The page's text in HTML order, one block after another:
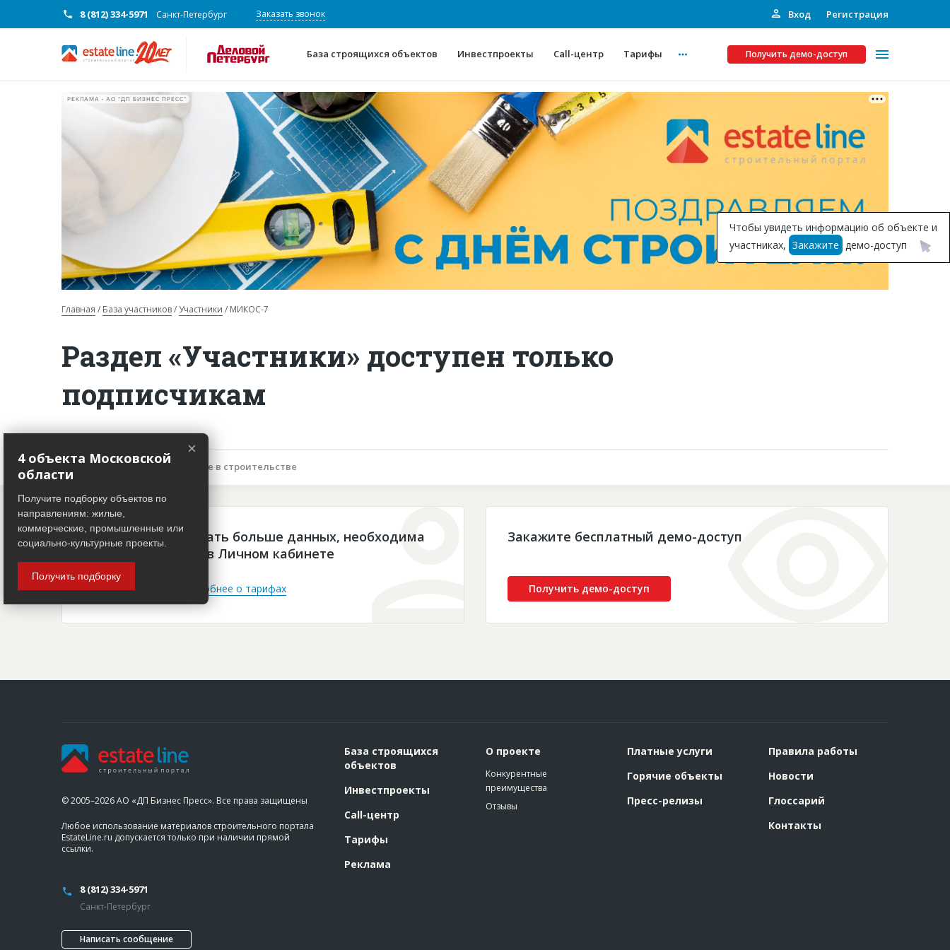
8 (812) 334-5971 Санкт-Петербург Заказать звонок Вход Регистрация
База строящихся объектов Инвестпроекты Call-центр Тарифы Получить демо-доступ
О проекте
Конкурентные преимущества
Горячие объекты
Глоссарий
Платные услуги
Рекламодателям
Инвестпроекты
Подписка на Базу
РЕКЛАМА • АО "ДП БИЗНЕС ПРЕСС"
Главная База участников Участники МИКОС-7
Раздел «Участники» доступен только
подписчикам
Описание объекта Участие в строительстве
Чтобы просматривать больше данных, необходима
платная подписка в Личном кабинете
Войти Подробнее о тарифах
Закажите бесплатный демо-доступ
Получить демо-доступ
Чтобы увидеть информацию об объекте и
участниках, Закажите демо-доступ
© 2005–2026 АО «ДП Бизнес Пресс». Все права защищены
Любое использование материалов строительного портала
EstateLine.ru допускается только при наличии прямой
ссылки.
8 (812) 334-5971
Санкт-Петербург
Написать сообщение
База строящихся
объектов
Инвестпроекты
Call-центр
Тарифы
Реклама
О проекте
Конкурентные
преимущества
Отзывы
Платные услуги
Горячие объекты
Пресс-релизы
Правила работы
Новости
Глоссарий
Контакты
×
4 объекта Московской
области
Получите подборку объектов по
направлениям: жилые,
коммерческие, промышленные или
социально-культурные проекты.
Получить подборку